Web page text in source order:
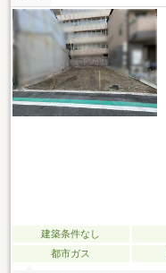
建築条件なし
都市ガス